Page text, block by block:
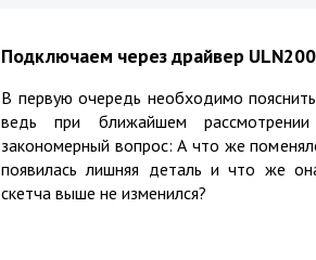
Подключаем через драйвер
В первую очередь необходимо
ведь при ближайшем
закономерный вопрос: А что же
появилась лишняя деталь и что же
скетча выше не изменился?